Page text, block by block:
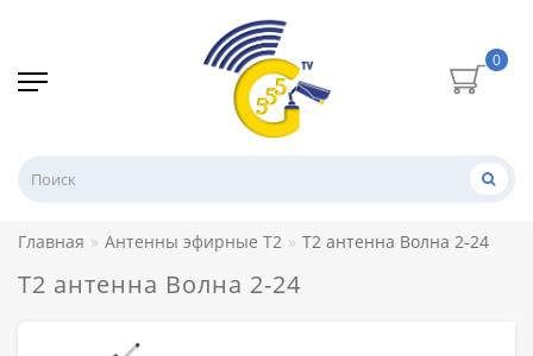
0
Главная Антенны эфирные Т2 Т2 антенна Волна 2-24
Т2 антенна Волна 2-24